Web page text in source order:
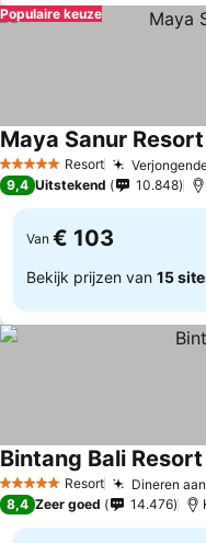
Populaire keuze
5 Sterren Resort
Maya Sanur
9,4 Uitstekend 10.848
Van € 103
Bekijk prijzen van 15
5 Sterren Resort Dineren
Bintang Bali Resort
8,4 Zeer goed 14.476